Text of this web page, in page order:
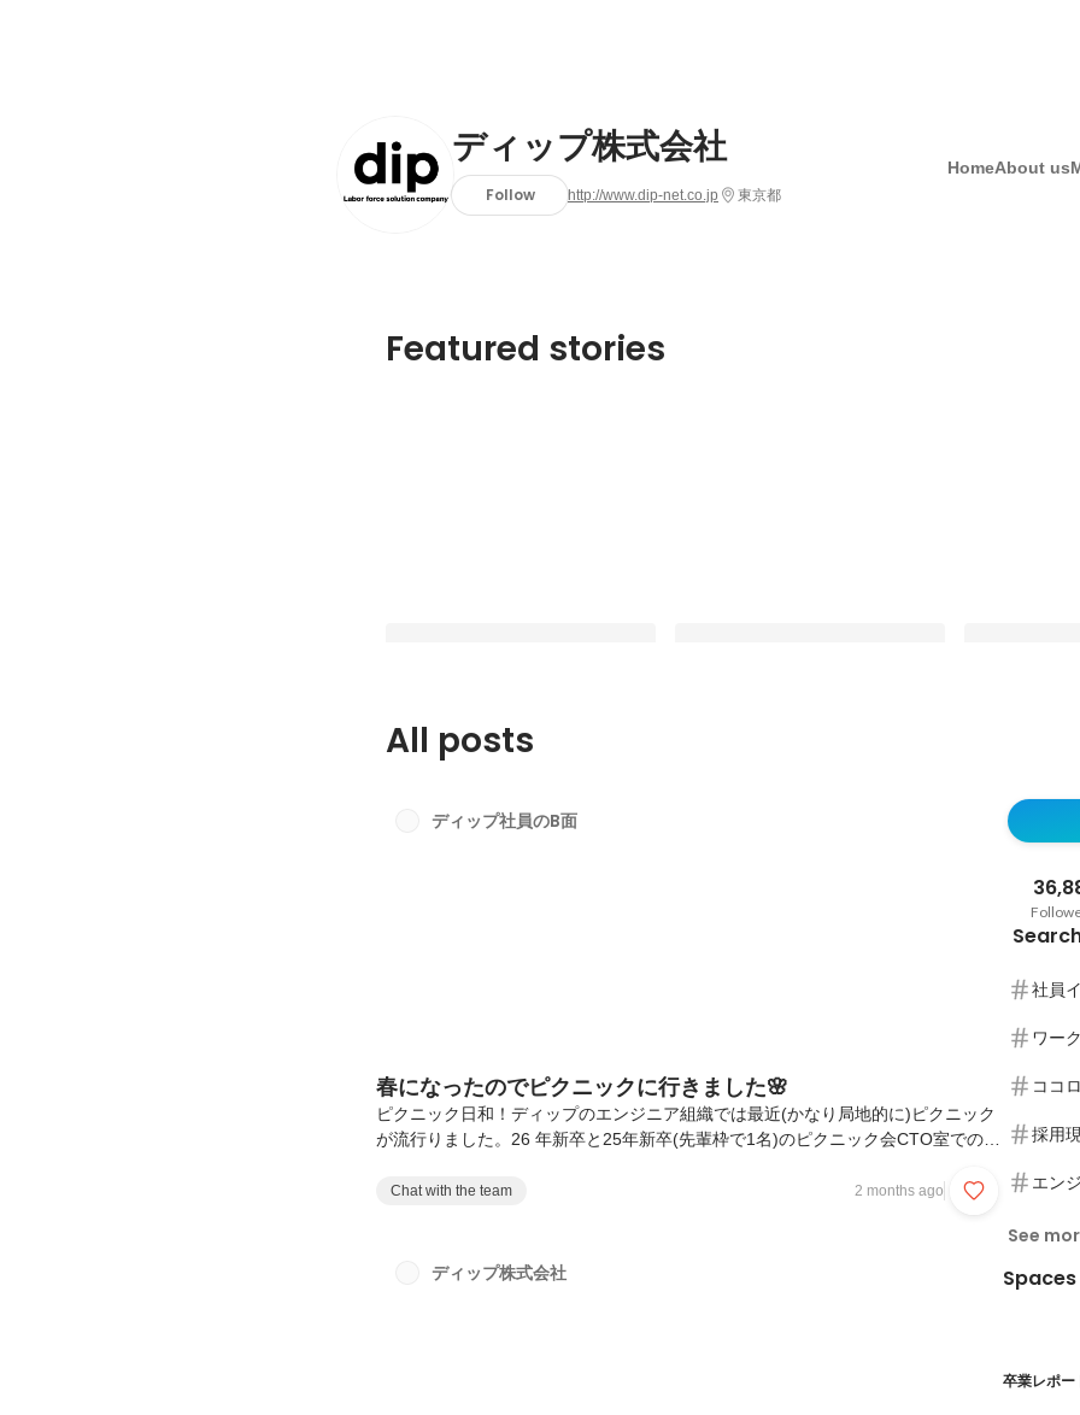
ディップ株式会社
Follow http://www.dip-net.co.jp 東京都
HomeAbout us
Featured stories
Pinned
リンクが決ま
Pinned
All posts
ディップ社員のB面
春になったのでピクニックに行きました🌸
ピクニック日和！ディップのエンジニア組織では最近(かなり局地的に)ピクニック
が流行りました。26 年新卒と25年新卒(先輩枠で1名)のピクニック会CTO室でのピ
シートを忘れました😭)ちなみにディップにはコミュニケーション費用という福利
関係なくコミュニケーションとろうね！っていう福利厚生です1000円程度のラン
Chat with the team 2 months ago
ディップ株式会社
社員
ワー
ココ
採用
エン
See
Spaces
卒業レポー